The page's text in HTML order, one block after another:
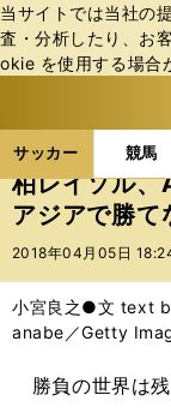
当サイトでは当社の
査・分析したり、お
okie を使⽤する場合
サッカー 競馬
ス
ポ
ル
バ
サッカーの
柏レイソル、
アジアで勝て
2018年04月05日
小宮良之●文 text
anabe／Getty
勝負の世界は残